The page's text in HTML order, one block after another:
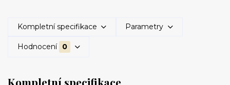
Kompletní specifikace Parametry
Hodnocení 0
Kompletní specifikace